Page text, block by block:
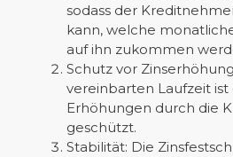
sodass der
kann, welche
auf ihn zukommen
Schutz vor
vereinbarten Laufzeit ist
Erhöhungen durch die
geschützt.
Stabilität: Die